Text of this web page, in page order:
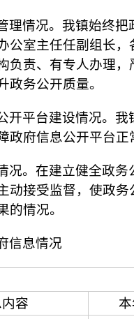
理情况。我镇始终
公室主任任副组长
负责、有专人办理
政务公开质量。
开平台建设情况。
政府信息公开平台
况。在建立健全政
动接受监督，使政
的情况。
信息情况
容